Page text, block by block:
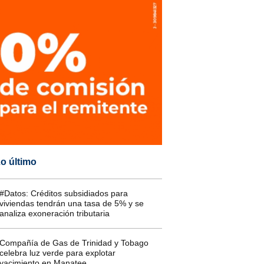
último
Créditos subsidiados para
tendrán una tasa de 5% y se
exoneración tributaria
de Gas de Trinidad y Tobago
luz verde para explotar